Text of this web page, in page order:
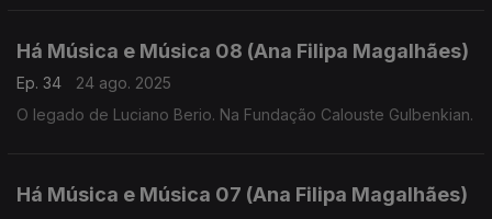
Há Música e Música 08 (Ana Filipa Magalhães)
Ep. 34
24 ago. 2025
O legado de Luciano Berio. Na Fundação Calouste Gulbenkian.
Há Música e Música 07 (Ana Filipa Magalhães)